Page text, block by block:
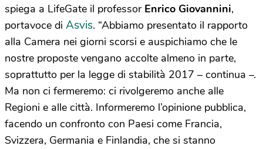
spiega a LifeGate il professor Enrico Giovannini,
portavoce di Asvis. “Abbiamo presentato il rapporto
alla Camera nei giorni scorsi e auspichiamo che le
nostre proposte vengano accolte almeno in parte,
soprattutto per la legge di stabilità 2017 – continua –.
Ma non ci fermeremo: ci rivolgeremo anche alle
Regioni e alle città. Informeremo l’opinione pubblica,
facendo un confronto con Paesi come Francia,
Svizzera, Germania e Finlandia, che si stanno